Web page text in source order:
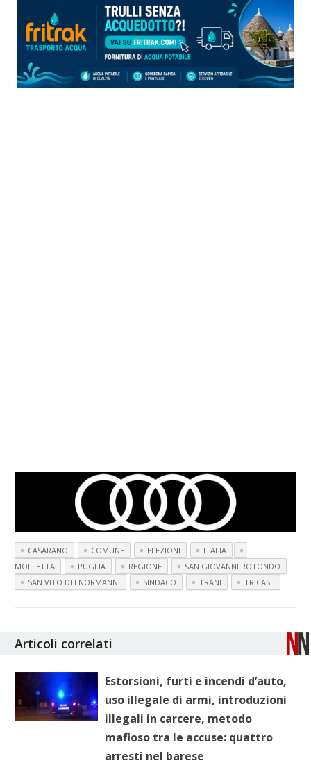
CASARANO COMUNE ELEZIONI
ITALIA
MOLFETTA
PUGLIA REGIONE
SAN GIOVANNI ROTONDO
SAN VITO DEI NORMANNI
SINDACO TRANI TRICASE
Articoli correlati
Estorsioni, furti e incendi d’auto,
uso illegale di armi, introduzioni
illegali in carcere, metodo
mafioso tra le accuse: quattro
arresti nel barese